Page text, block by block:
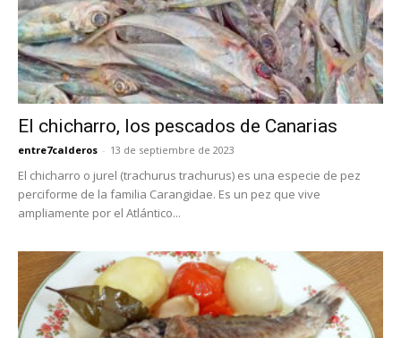
El chicharro, los pescados de Canarias
entre7calderos - 13 de septiembre de 2023
El chicharro o jurel (trachurus trachurus) es una especie de pez
perciforme de la familia Carangidae. Es un pez que vive
ampliamente por el Atlántico...